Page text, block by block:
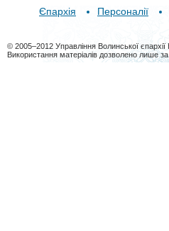
Єпархія Персоналії
© 2005–2012 Управління Волинської єпархії
Використання матеріалів дозволено лише